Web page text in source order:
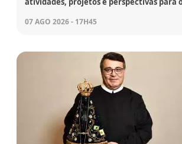
07 AGO 2026 - 17H45